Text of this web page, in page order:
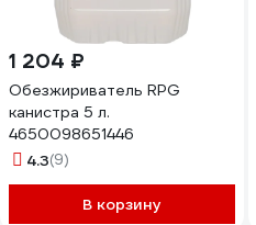
1 204 ₽
Обезжириватель RPG
канистра 5 л.
4650098651446
4.3(9)
В корзину